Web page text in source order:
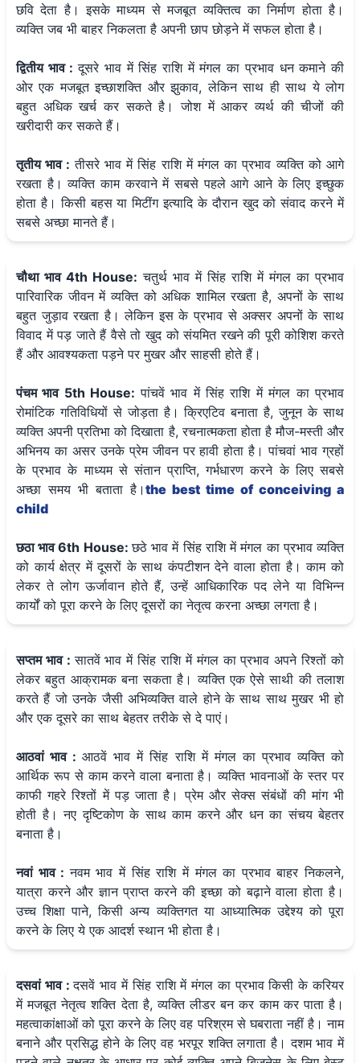
छवि देता है। इसके माध्यम से मजबूत व्यक्तित्व का निर्माण होता है।
व्यक्ति जब भी बाहर निकलता है अपनी छाप छोड़ने में सफल होता है।
द्वितीय भाव :दूसरे भाव में सिंह राशि में मंगल का प्रभाव धन कमाने की
ओर एक मजबूत इच्छाशक्ति और झुकाव, लेकिन साथ ही साथ ये लोग
बहुत अधिक खर्च कर सकते है। जोश में आकर व्यर्थ की चीजों की
खरीदारी कर सकते हैं।
तृतीय भाव :तीसरे भाव में सिंह राशि में मंगल का प्रभाव व्यक्ति को आगे
रखता है। व्यक्ति काम करवाने में सबसे पहले आगे आने के लिए इच्छुक
होता है। किसी बहस या मिटींग इत्यादि के दौरान खुद को संवाद करने में
सबसे अच्छा मानते हैं।
चौथा भाव 4th House: चतुर्थ भाव में सिंह राशि में मंगल का प्रभाव
पारिवारिक जीवन में व्यक्ति को अधिक शामिल रखता है, अपनों के साथ
बहुत जुड़ाव रखता है। लेकिन इस के प्रभाव से अक्सर अपनों के साथ
विवाद में पड़ जाते हैं वैसे तो खुद को संयमित रखने की पूरी कोशिश करते
हैं और आवश्यकता पड़ने पर मुखर और साहसी होते हैं।
पंचम भाव 5th House:पांचवें भाव में सिंह राशि में मंगल का प्रभाव
रोमांटिक गतिविधियों से जोड़ता है। क्रिएटिव बनाता है, जुनून के साथ
व्यक्ति अपनी प्रतिभा को दिखाता है, रचनात्मकता होता है मौज-मस्ती और
अभिनय का असर उनके प्रेम जीवन पर हावी होता है। पांचवां भाव ग्रहों
के प्रभाव के माध्यम से संतान प्राप्ति, गर्भधारण करने के लिए सबसे
अच्छा समय भी बताता है। the best time of conceiving a
child
छठा भाव 6th House:छठे भाव में सिंह राशि में मंगल का प्रभाव व्यक्ति
को कार्य क्षेत्र में दूसरों के साथ कंपटीशन देने वाला होता है। काम को
लेकर ते लोग ऊर्जावान होते हैं, उन्हें आधिकारिक पद लेने या विभिन्न
कार्यों को पूरा करने के लिए दूसरों का नेतृत्व करना अच्छा लगता है।
सप्तम भाव :सातवें भाव में सिंह राशि में मंगल का प्रभाव अपने रिश्तों को
लेकर बहुत आक्रामक बना सकता है। व्यक्ति एक ऐसे साथी की तलाश
करते हैं जो उनके जैसी अभिव्यक्ति वाले होने के साथ साथ मुखर भी हो
और एक दूसरे का साथ बेहतर तरीके से दे पाएं।
आठवां भाव :आठवें भाव में सिंह राशि में मंगल का प्रभाव व्यक्ति को
आर्थिक रूप से काम करने वाला बनाता है। व्यक्ति भावनाओं के स्तर पर
काफी गहरे रिश्तों में पड़ जाता है। प्रेम और सेक्स संबंधों की मांग भी
होती है। नए दृष्टिकोण के साथ काम करने और धन का संचय बेहतर
बनाता है।
नवां भाव :नवम भाव में सिंह राशि में मंगल का प्रभाव बाहर निकलने,
यात्रा करने और ज्ञान प्राप्त करने की इच्छा को बढ़ाने वाला होता है।
उच्च शिक्षा पाने, किसी अन्य व्यक्तिगत या आध्यात्मिक उद्देश्य को पूरा
करने के लिए ये एक आदर्श स्थान भी होता है।
दसवां भाव :दसवें भाव में सिंह राशि में मंगल का प्रभाव किसी के करियर
में मजबूत नेतृत्व शक्ति देता है, व्यक्ति लीडर बन कर काम कर पाता है।
महत्वाकांक्षाओं को पूरा करने के लिए वह परिश्रम से घबराता नहीं है। नाम
बनाने और प्रसिद्ध होने के लिए वह भरपूर शक्ति लगाता है। दशम भाव में